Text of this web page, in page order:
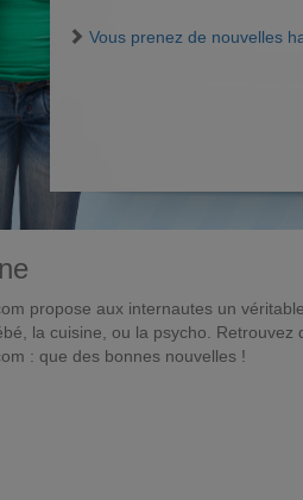
Vous prenez de nouvelles
propose aux internautes un
la cuisine, ou la psycho.
: que des bonnes nouvelles !